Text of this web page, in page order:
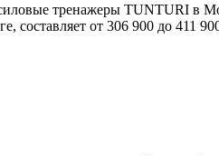
тренажеры TUNTURI в
составляет от 306 900 до 411